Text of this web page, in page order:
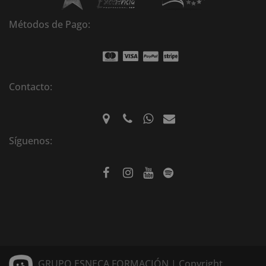
Métodos de Pago:
Contacto:
Síguenos: